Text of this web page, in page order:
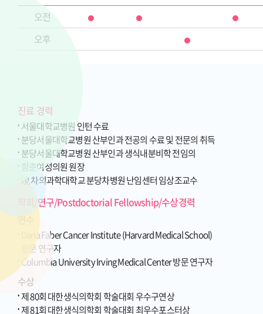
오전
오후
진료 경력
서울대학교병원 인턴 수료
분당서울대학교병원 산부인과 전공의 수료 및 전문의 취득
분당서울대학교병원 산부인과 생식내분비학 전임의
함춘여성의원 원장
現 차의과학대학교 분당차병원 난임센터 임상조교수
학회/연구/Postdoctorial Fellowship/수상경력
연수
Dana Faber Cancer Institute (Harvard Medical School)
방문 연구자
Columbia University Irving Medical Center 방문 연구자
수상
제 80회 대한생식의학회 학술대회 우수구연상
제 81회 대한생식의학회 학술대회 최우수포스터상